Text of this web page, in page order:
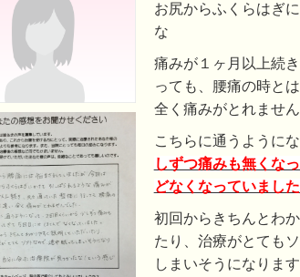
お尻からふくらはぎ
な
痛みが１ヶ月以上続
っても、腰痛の時と
全く痛みがとれません
こちらに通うようにな
しずつ痛みも無くな
どなくなっていました
初回からきちんとわ
たり、治療がとても
しまいそうになります